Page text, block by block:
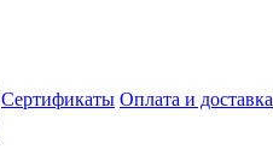
Сертификаты Оплата и доставка